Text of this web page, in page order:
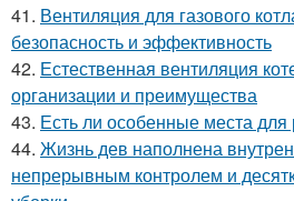
41. Вентиляция для газового
безопасность и эффективность
42. Естественная вентиляция
организации и преимущества
43. Есть ли особенные места для
44. Жизнь дев наполнена
непрерывным контролем и